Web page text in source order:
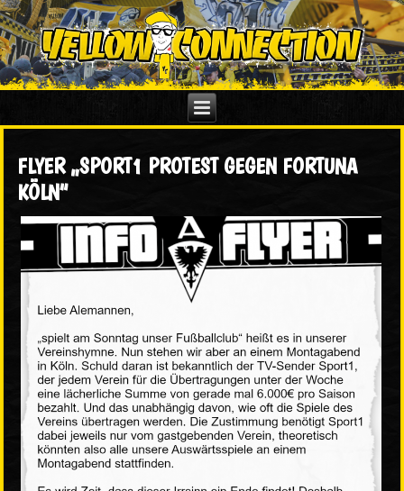
FLYER „SPORT1 PROTEST GEGEN FORTUNA
KÖLN“